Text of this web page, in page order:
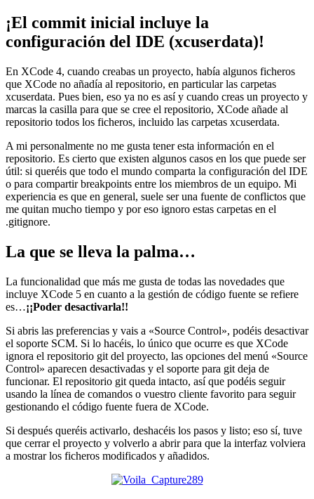
¡El commit inicial incluye la
configuración del IDE (xcuserdata)!
En XCode 4, cuando creabas un proyecto, había algunos ficheros
que XCode no añadía al repositorio, en particular las carpetas
xcuserdata. Pues bien, eso ya no es así y cuando creas un proyecto y
marcas la casilla para que se cree el repositorio, XCode añade al
repositorio todos los ficheros, incluido las carpetas xcuserdata.
A mi personalmente no me gusta tener esta información en el
repositorio. Es cierto que existen algunos casos en los que puede ser
útil: si queréis que todo el mundo comparta la configuración del IDE
o para compartir breakpoints entre los miembros de un equipo. Mi
experiencia es que en general, suele ser una fuente de conflictos que
me quitan mucho tiempo y por eso ignoro estas carpetas en el
.gitignore.
La que se lleva la palma…
La funcionalidad que más me gusta de todas las novedades que
incluye XCode 5 en cuanto a la gestión de código fuente se refiere
es…¡¡Poder desactivarla!!
Si abris las preferencias y vais a «Source Control», podéis desactivar
el soporte SCM. Si lo hacéis, lo único que ocurre es que XCode
ignora el repositorio git del proyecto, las opciones del menú «Source
Control» aparecen desactivadas y el soporte para git deja de
funcionar. El repositorio git queda intacto, así que podéis seguir
usando la línea de comandos o vuestro cliente favorito para seguir
gestionando el código fuente fuera de XCode.
Si después queréis activarlo, deshacéis los pasos y listo; eso sí, tuve
que cerrar el proyecto y volverlo a abrir para que la interfaz volviera
a mostrar los ficheros modificados y añadidos.